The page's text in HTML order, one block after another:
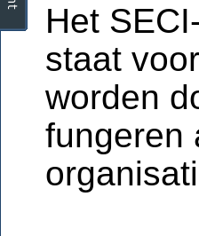
Het
staat
worden
fungeren